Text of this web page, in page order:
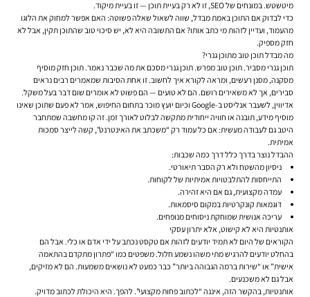
מיטשטש. במונחים של SEO, זו לא רק בעיית תוכן — זו בעיית מיקוד.
כדי לבדוק אם התוכן באמת מבדל, שווה לשאול שאלה פשוטה: האם אפשר למחוק את הלוגו
מהעמוד, ועדיין לזהות מי כתב אותו? אם התשובה היא לא, יש סיכוי טוב שהתוכן תקין, אבל לא
חזק מספיק.
מה מבדל תוכן טוב מתוכן גנרי?
תוכן גנרי מסביר. תוכן טוב מפרש. תוכן גנרי מסכם את מה שכבר נאמר. תוכן חזק מוסיף
מסקנה, מסנן רעשים, ומראה לקורא איך לחשוב. זו אחת הסיבות שמאמרים רבים נראים
סבירים, אך לא משאירים רושם. הם לא טועים — הם פשוט לא אומרים שום דבר בעל משקל.
אדיווין, לשעבר אנליסט ב-Google וכיום יועץ מוכר בתחום החיפוש, אמר לא פעם שתוכן שאינו
מוסיף מידע, תובנה או חוויה ייחודית מתקשה לבלוט לאורך זמן. זה קו מחשבה שמתחבר
היטב גם לעבודה מעשית: אם כל עמוד רק “משכתב את האינטרנט”, קשה לייצר סמכות
אמיתית.
ההבדל נוצר בדרך כלל דרך כמה שכבות:
ניסיון מהשטח ולא רק הסבר תיאורטי.
התייחסות להתלבטויות אמיתיות של לקוחות.
עמדה מקצועית, גם אם היא זהירה.
דוגמאות קונקרטיות במקום סיסמאות.
עריכה אנושית שמוחקת ניסוחים מנופחים.
אותנטיות היא לא קישוט, אלא יתרון עסקי
הקוראים של היום לא תמיד יודעים לזהות אם טקסט נכתב על ידי אדם או כלי. אבל הם
בהחלט יודעים להרגיש מתי משהו נשמע חלול. משפטים כמו “פתרון מתקדם בהתאמה
אישית” או “שירות ברמה הגבוהה ביותר” כבר כמעט לא נושאים משמעות. הם לא מזיקים,
אבל גם לא משכנעים.
אותנטיות, בהקשר הזה, איננה “לכתוב פחות מקצועי”. להפך. היא היכולת לכתוב מדויק.